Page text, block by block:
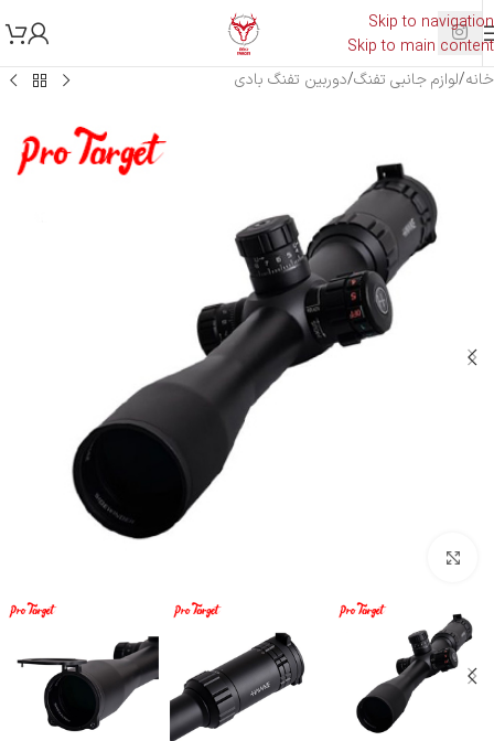
Skip to navigation
Skip to main content
خانه/لوازم جانبی تفنگ/دوربین تفنگ بادی